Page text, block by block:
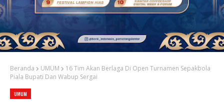
Beranda UMUM
16 Tim Akan Berlaga Di Open Turnamen Sepakbola
Piala Bupati Dan Wabup Sergai
UMUM